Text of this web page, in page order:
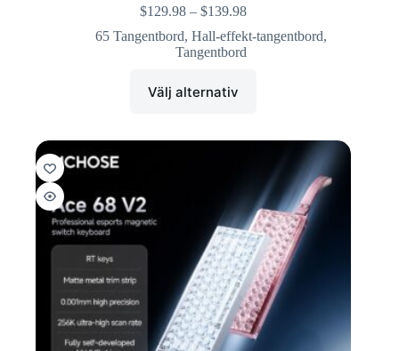
$129.98 – $139.98
65 Tangentbord,Hall-effekt-tangentbord,
Tangentbord
Välj alternativ